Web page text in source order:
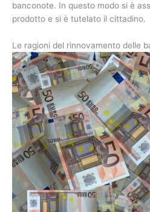
banconote. In questo modo si è
prodotto e si è tutelato il cittadino.
Le ragioni del rinnovamento delle